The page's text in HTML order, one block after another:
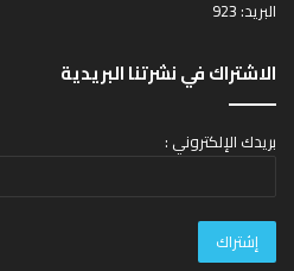
البريد: 923
الاشتراك في نشرتنا البريدية
بريدك الإلكتروني :